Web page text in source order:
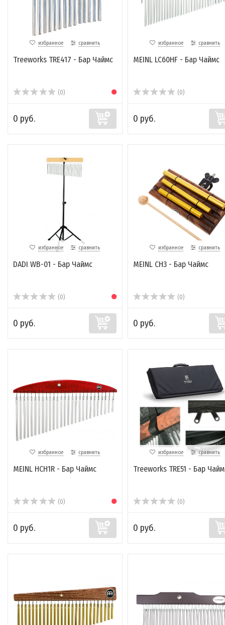
избранное сравнить
Treeworks TRE417 - Бар Чаймс
(0)
0 руб.
избранное сравнить
MEINL LC60HF - Бар Чаймс
(0)
0 руб.
избранное сравнить
DADI WB-01 - Бар Чаймс
(0)
0 руб.
избранное сравнить
MEINL CH3 - Бар Чаймс
(0)
0 руб.
избранное сравнить
MEINL HCH1R - Бар Чаймс
(0)
0 руб.
избранное сравнить
Treeworks TRE51 - Бар
(0)
0 руб.